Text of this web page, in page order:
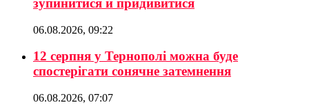
зупинитися й придивитися
06.08.2026, 09:22
12 серпня у Тернополі можна буде
спостерігати сонячне затемнення
06.08.2026, 07:07